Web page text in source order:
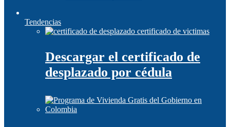
Tendencias
Descargar el certificado de
desplazado por cédula